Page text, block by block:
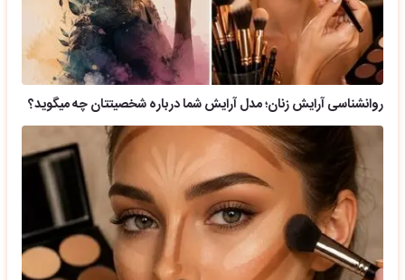
روانشناسی آرایش زنان؛ مدل آرایش شما درباره شخصیتتان چه میگوید؟